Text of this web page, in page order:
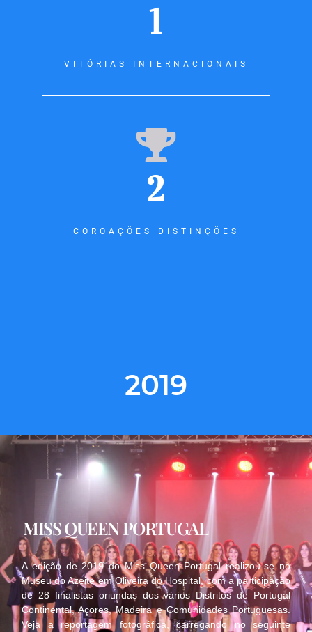
1
VITÓRIAS INTERNACIONAIS
2
COROAÇÕES DISTINÇÕES
2019
MISS QUEEN PORTUGAL
A edição de 2019 do Miss Queen Portugal realizou-se no
Museu do Azeite em Oliveira do Hospital, com a participação
de 28 finalistas oriundas dos vários Distritos de Portugal
Continental, Açores, Madeira e Comunidades Portuguesas.
Veja a reportagem fotográfica, carregando no seguinte